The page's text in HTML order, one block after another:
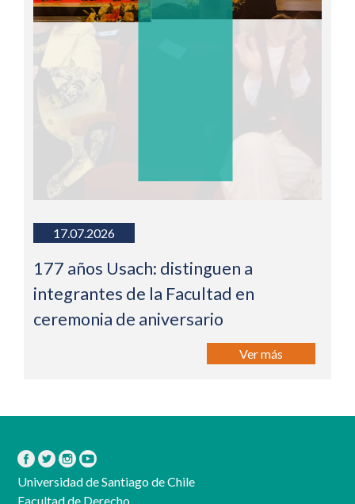
17.07.2026
177 años Usach: distinguen a
integrantes de la Facultad en
ceremonia de aniversario
Ver más
Universidad de Santiago de Chile
Facultad de Derecho